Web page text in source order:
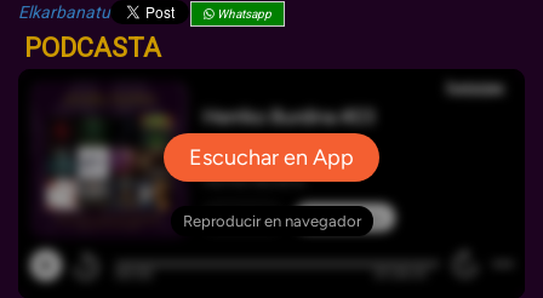
Elkarbanatu Whatsapp
PODCASTA